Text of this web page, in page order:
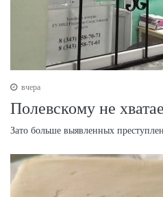
вчера
Полевскому не
Зато больше выявленных